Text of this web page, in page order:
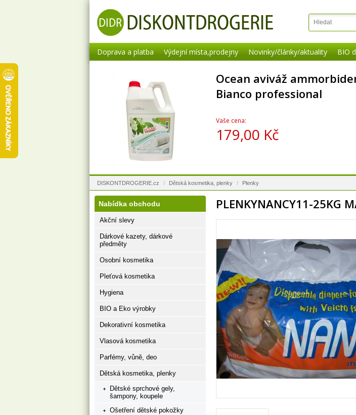
Doprava a platba Výdejní místa,prodejny Novinky/články/aktuality BIO
Ocean aviváž
Bianco professional
Vaše cena:
179,00 Kč
DISKONTDROGERIE.cz / Dětská kosmetika, plenky / Plenky
PLENKYNANCY11-25KG
Nabídka obchodu
Akční slevy
Dárkové kazety, dárkové
předměty
Osobní kosmetika
Pleťová kosmetika
Hygiena
BIO a Eko výrobky
Dekorativní kosmetika
Vlasová kosmetika
Parfémy, vůně, deo
Dětská kosmetika, plenky
Dětské sprchové gely,
šampony, koupele
Ošetření dětské pokožky